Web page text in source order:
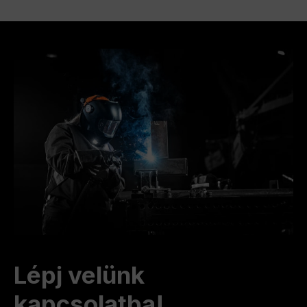
Lépj velünk